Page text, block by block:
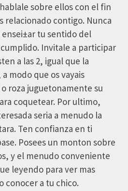
sobre ellos con el fin
relacionado contigo. Nunca
ensei±ar tu sentido del
Invitale a participar
a las 2, igual que la
modo que os vayais
roza juguetonamente su
coquetear. Por ultimo,
seri­a a menudo la
Ten confianza en ti
Posees un monton sobre
y el menudo conveniente
leyendo para ver mas
conocer a tu chico.